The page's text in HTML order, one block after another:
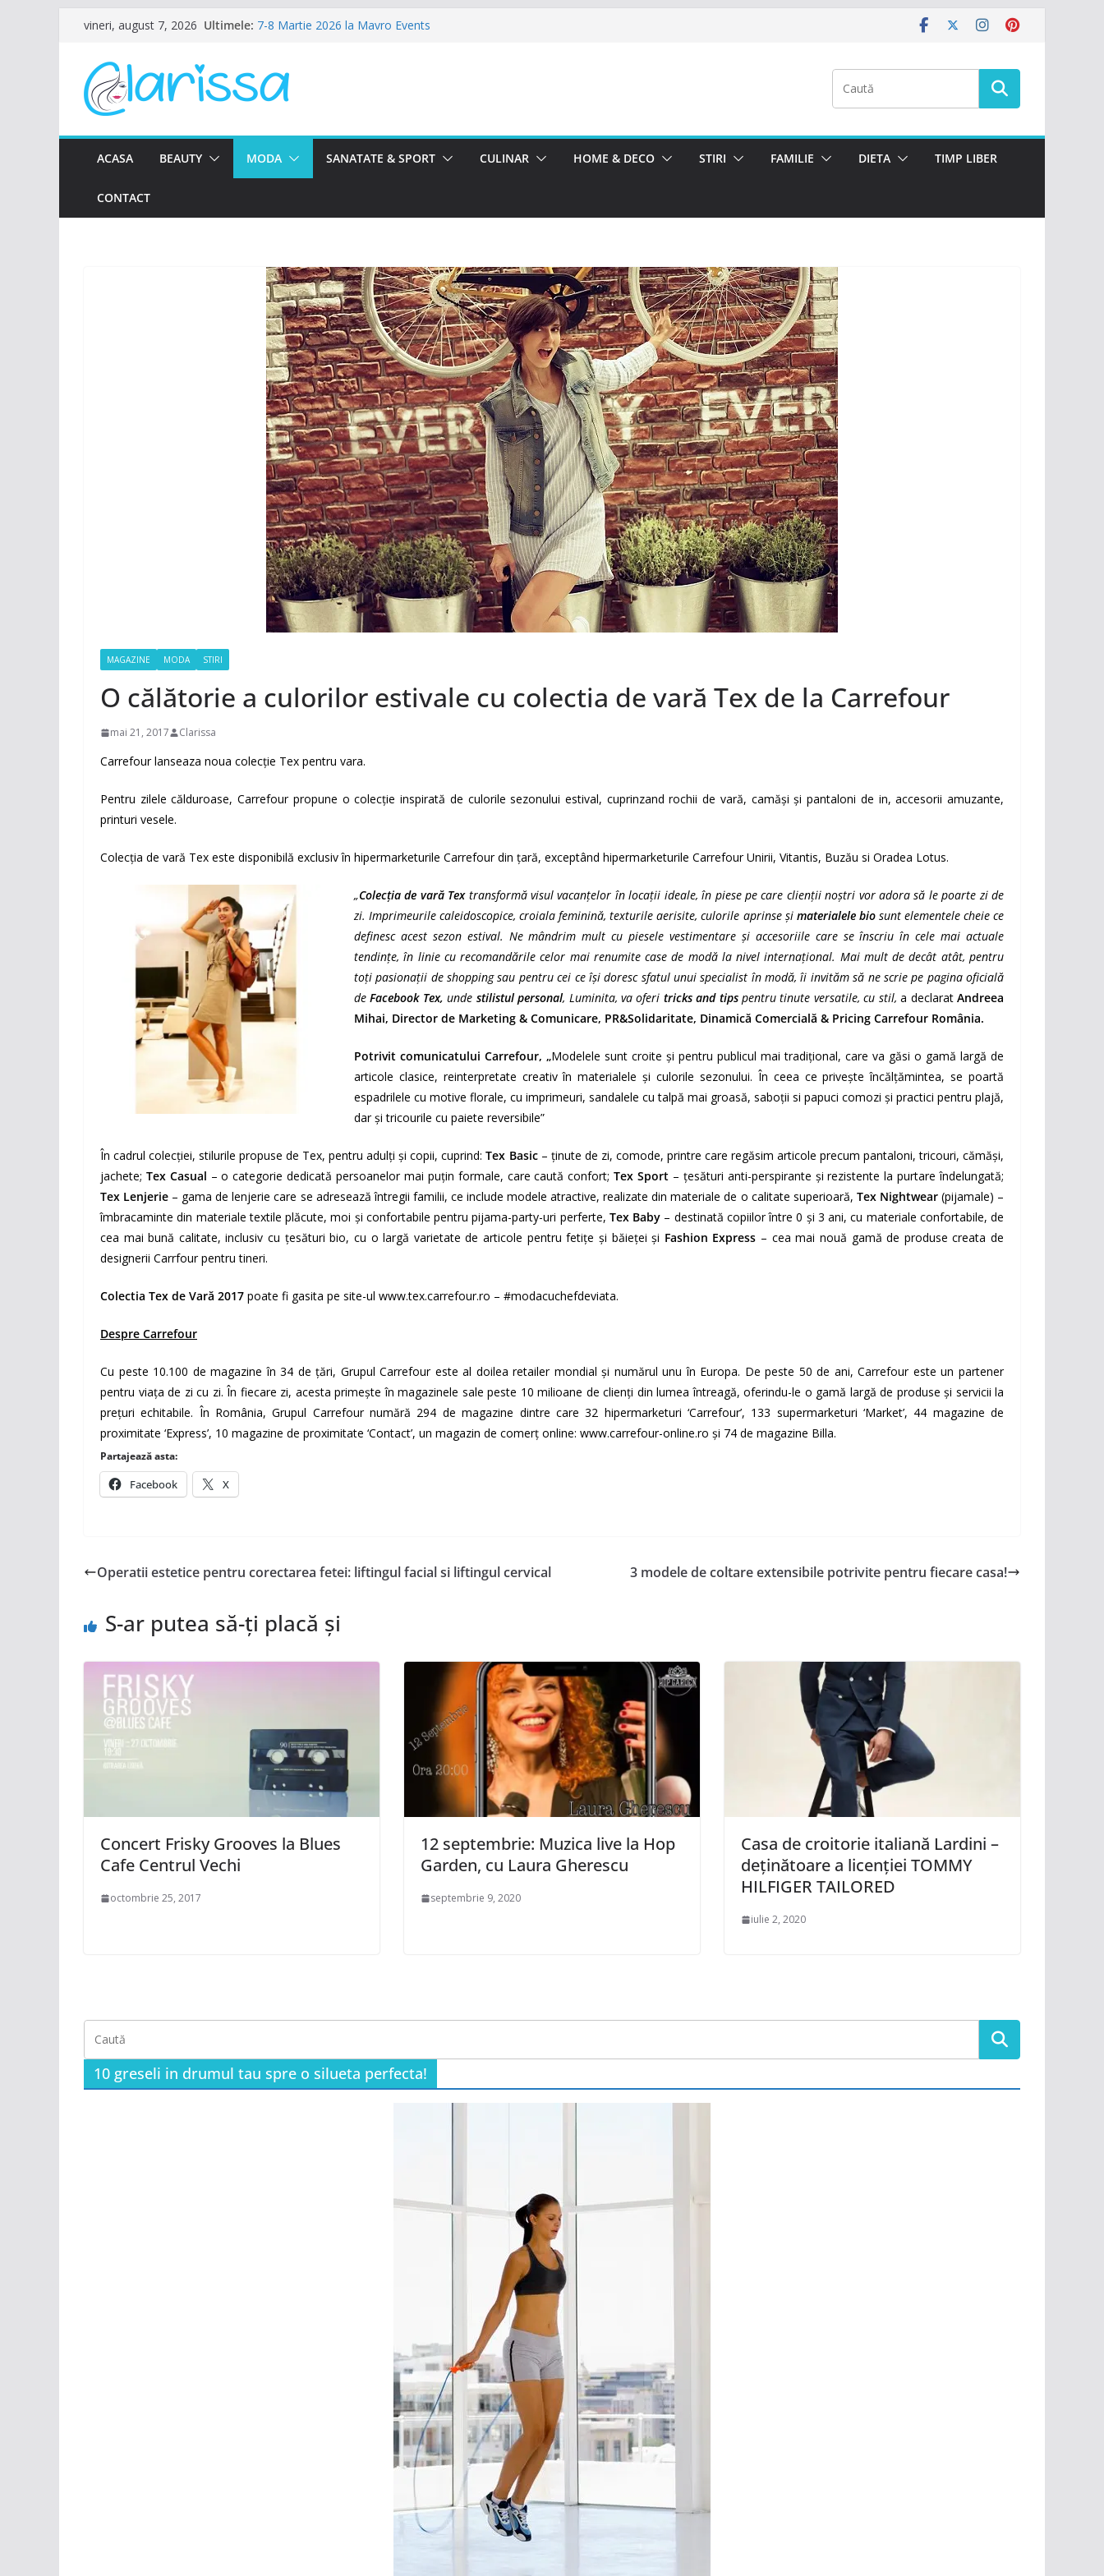
conținut
vineri, august 7, 2026 Ultimele: 7-8 Martie 2026 la Mavro Events
Ziua Femeii se sarbatoreste La Teatru. La Calinescu!
Petrecere de Ziua Femeii la La Nasu
ACASA BEAUTY MODA SANATATE & SPORT CULINAR HOME & DECO STIRI FAMILIE DIETA TIMP LIBER
CONTACT
MAGAZINE MODA STIRI
O călătorie a culorilor estivale cu colectia de vară Tex de la Carrefour
mai 21, 2017 Clarissa
Carrefour lanseaza noua colecţie Tex pentru vara.
Pentru zilele călduroase, Carrefour propune o colecţie inspirată de culorile sezonului estival, cuprinzand rochii de vară, camăși și pantaloni de in, accesorii amuzante,
printuri vesele.
Colecția de vară Tex este disponibilă exclusiv în hipermarketurile Carrefour din țară, exceptând hipermarketurile Carrefour Unirii, Vitantis, Buzău si Oradea Lotus.
„Colecţia de vară Textransformă visul vacanţelor în locaţii ideale, în piese pe care clienţii noştri vor adora să le poarte zi de
zi. Imprimeurile caleidoscopice, croiala feminină, texturile aerisite, culorile aprinse și materialele biosunt elementele cheie ce
definesc acest sezon estival. Ne mândrim mult cu piesele vestimentare şi accesoriile care se înscriu în cele mai actuale
tendinţe, în linie cu recomandările celor mai renumite case de modă la nivel internaţional. Mai mult de decât atât, pentru
toți pasionații de shopping sau pentru cei ce își doresc sfatul unui specialist în modă, îi invităm să ne scrie pe pagina oficială
deFacebook Tex, unde stilistul personal, Luminita, va oferi tricks and tipspentru tinute versatile, cu stil,a declaratAndreea
Mihai, Director de Marketing & Comunicare, PR&Solidaritate, Dinamică Comercială & Pricing Carrefour România.
Potrivit comunicatului Carrefour, „Modelele sunt croite şi pentru publicul mai tradiţional, care va găsi o gamă largă de
articole clasice, reinterpretate creativ în materialele şi culorile sezonului. În ceea ce priveşte încălţămintea, se poartă
espadrilele cu motive florale, cu imprimeuri, sandalele cu talpă mai groasă, saboţii si papuci comozi şi practici pentru plajă,
dar și tricourile cu paiete reversibile”
În cadrul colecției, stilurile propuse de Tex, pentru adulți și copii, cuprind:Tex Basic– ținute de zi, comode, printre care regăsim articole precum pantaloni, tricouri, cămăși,
jachete; Tex Casual – o categorie dedicată persoanelor mai puțin formale, care caută confort;Tex Sport – țesături anti-perspirante și rezistente la purtare îndelungată;
Tex Lenjerie – gama de lenjerie care se adresează întregii familii, ce include modele atractive, realizate din materiale de o calitate superioară, Tex Nightwear(pijamale) –
îmbracaminte din materiale textile plăcute, moi și confortabile pentru pijama-party-uri perferte, Tex Baby – destinată copiilor între 0 și 3 ani, cu materiale confortabile, de
cea mai bună calitate, inclusiv cu țesături bio, cu o largă varietate de articole pentru fetițe și băieței și Fashion Express – cea mai nouă gamă de produse creata de
designerii Carrfour pentru tineri.
Colectia Tex de Vară 2017 poate fi gasita pe site-ul www.tex.carrefour.ro – #modacuchefdeviata.
Despre Carrefour
Cu peste 10.100 de magazine în 34 de țări, Grupul Carrefour este al doilea retailer mondial și numărul unu în Europa. De peste 50 de ani, Carrefour este un partener
pentru viața de zi cu zi. În fiecare zi, acesta primește în magazinele sale peste 10 milioane de clienți din lumea întreagă, oferindu-le o gamă largă de produse și servicii la
prețuri echitabile. În România, Grupul Carrefour numără 294 de magazine dintre care 32 hipermarketuri ‘Carrefour’, 133 supermarketuri ‘Market’, 44 magazine de
proximitate ‘Express’, 10 magazine de proximitate ‘Contact’, un magazin de comerț online: www.carrefour-online.ro și 74 de magazine Billa.
Partajează asta:
Facebook X
Operatii estetice pentru corectarea fetei: liftingul facial si liftingul cervical 3 modele de coltare extensibile potrivite pentru fiecare casa!
S-ar putea să-ți placă și
Concert Frisky Grooves la Blues
Cafe Centrul Vechi
octombrie 25, 2017
12 septembrie: Muzica live la Hop
Garden, cu Laura Gherescu
septembrie 9, 2020
Casa de croitorie italiană Lardini –
deținătoare a licenției TOMMY
HILFIGER TAILORED
iulie 2, 2020
10 greseli in drumul tau spre o silueta perfecta!